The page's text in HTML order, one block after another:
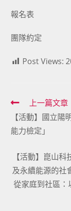
報名表
團隊約定
Post Views:
Read
more
articles
上一篇文章
【活動】國立
能力檢定」
【活動】崑山
及永續能源的社
從家庭到社區：